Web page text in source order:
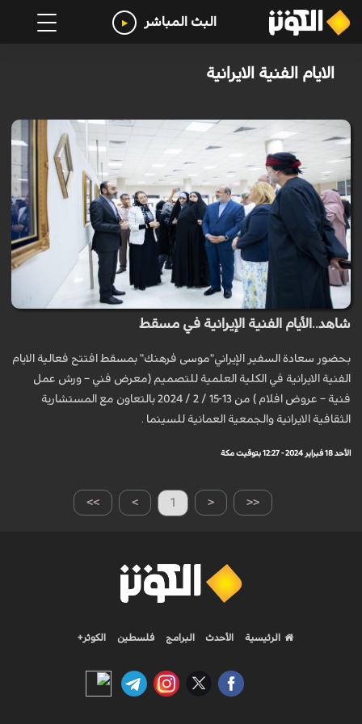
البث المباشر
الايام الفنية الايرانية
شاهد..الأيام الفنية الإيرانية في مسقط
بحضور سعادة السفير الإيراني"موسى فرهنك" بمسقط افتتح فعالية الايام
الفنية الايرانية في الكلية العلمية للتصميم (معرض فني – ورش عمل
فنية – عروض افلام ) من 13-15 / 2 / 2024 بالتعاون مع المستشارية
الثقافية الايرانية والجمعية العمانية للسينما .
الأحد 18 فبراير 2024 - 12:27 بتوقيت مكة
>> > 1 < <<
الرئيسية الأحدث البرامج فلسطين الكوثر+